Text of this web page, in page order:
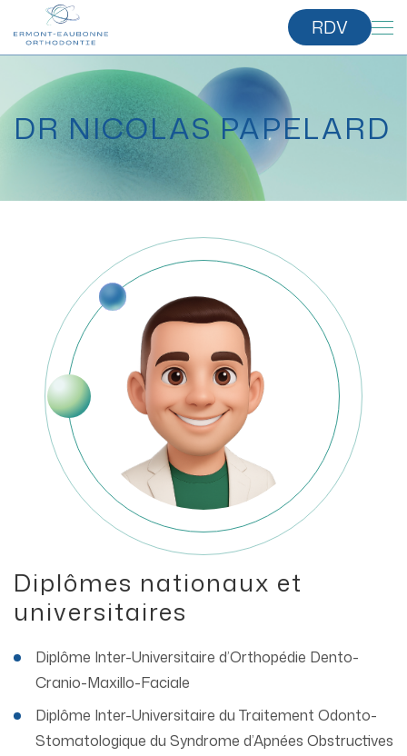
RDV
DR NICOLAS PAPELARD
Diplômes nationaux et
universitaires
Diplôme Inter-Universitaire d’Orthopédie Dento-
Cranio-Maxillo-Faciale
Diplôme Inter-Universitaire du Traitement Odonto-
Stomatologique du Syndrome d’Apnées Obstructives